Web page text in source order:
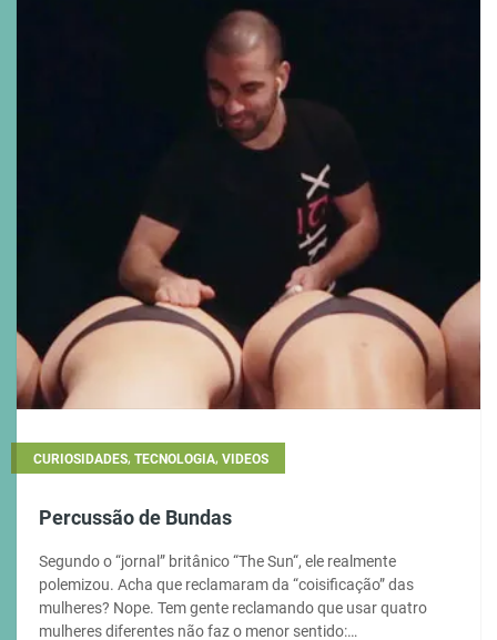
CURIOSIDADES, TECNOLOGIA, VIDEOS
Percussão de Bundas
Segundo o “jornal” britânico “The Sun“, ele realmente
polemizou. Acha que reclamaram da “coisificação” das
mulheres? Nope. Tem gente reclamando que usar quatro
mulheres diferentes não faz o menor sentido:…